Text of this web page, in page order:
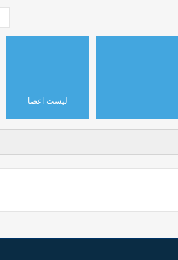
لیست اعضا